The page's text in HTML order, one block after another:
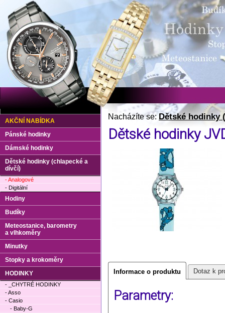
Nacházíte se:Dětské hodinky
Dětské hodinky
Informace o produktu Dotaz k
Parametry:
AKČNÍ NABÍDKA
Pánské hodinky
Dámské hodinky
Dětské hodinky (chlapecké a
dívčí)
- Analogové
- Digitální
Hodiny
Budíky
Meteostanice, barometry
a vlhkoměry
Minutky
Stopky a krokoměry
HODINKY
- _CHYTRÉ HODINKY
- Asso
- Casio
- Baby-G